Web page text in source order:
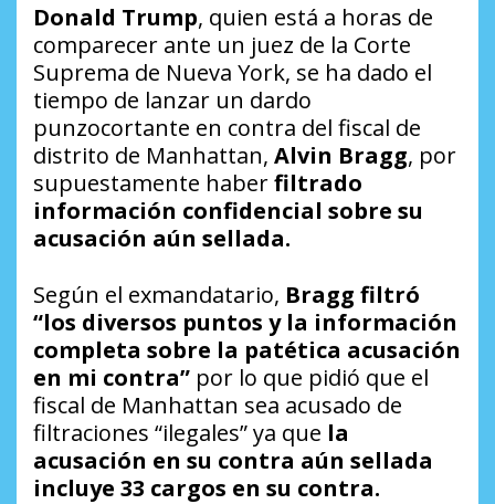
Donald Trump, quien está a horas de
comparecer ante un juez de la Corte
Suprema de Nueva York, se ha dado el
tiempo de lanzar un dardo
punzocortante en contra del fiscal de
distrito de Manhattan, Alvin Bragg, por
supuestamente haberfiltrado
información confidencial sobre su
acusación aún sellada.
Según el exmandatario, Bragg filtró
“los diversos puntos y la información
completa sobre la patética acusación
en mi contra” por lo que pidió que el
fiscal de Manhattan sea acusado de
filtraciones “ilegales” ya que la
acusación en su contra aún sellada
incluye 33 cargos en su contra.